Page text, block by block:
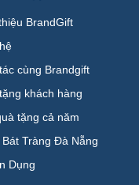
BrandGift
cùng Brandgift
khách hàng
tặng cả năm
Tràng Đà Nẵng
Dụng